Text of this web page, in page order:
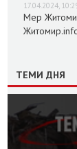
17.04.2024,
Мер
ТЕМИ ДНЯ